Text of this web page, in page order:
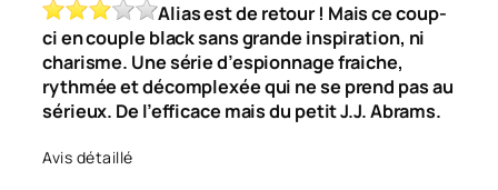
Alias est de retour ! Mais ce coup-
ci en couple black sans grande inspiration, ni
charisme. Une série d’espionnage fraiche,
rythmée et décomplexée qui ne se prend pas au
sérieux. De l’efficace mais du petit J.J. Abrams.
Avis détaillé